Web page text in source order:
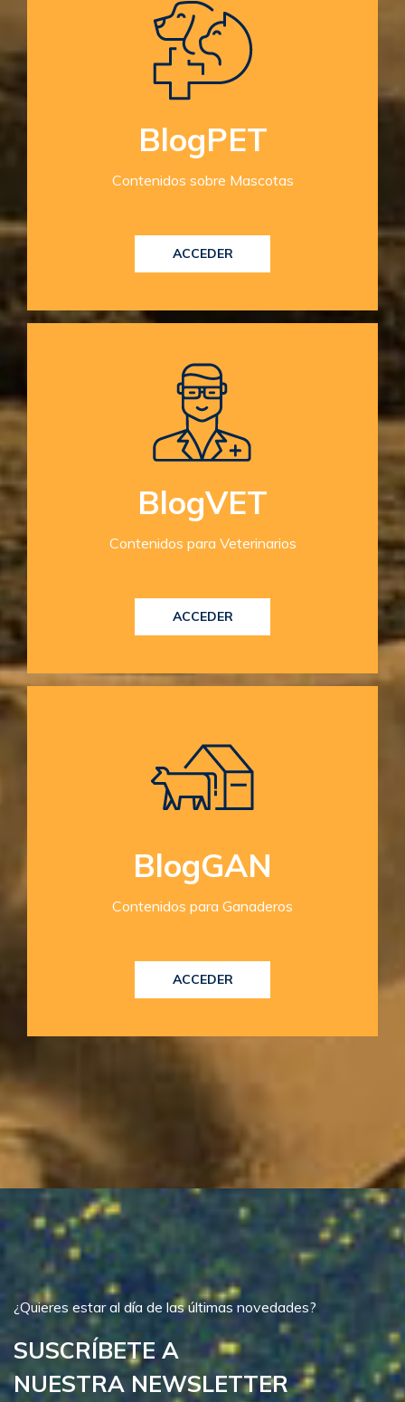
BlogPET
Contenidos sobre Mascotas
ACCEDER
BlogVET
Contenidos para Veterinarios
ACCEDER
BlogGAN
Contenidos para Ganaderos
ACCEDER
¿Quieres estar al día de las últimas novedades?
SUSCRÍBETE A
NUESTRA NEWSLETTER